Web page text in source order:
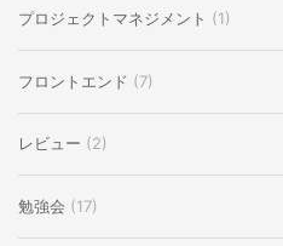
プロジェクトマネジメント (1)
フロントエンド (7)
レビュー (2)
勉強会 (17)